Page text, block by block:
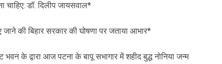
चाहिए: डॉ. दिलीप जायसवाल*
जाने की बिहार सरकार की घोषणा पर जताया आभार*
के द्वारा आज पटना के बापू सभागार में शहीद बुद्ध नोनिया जन्म